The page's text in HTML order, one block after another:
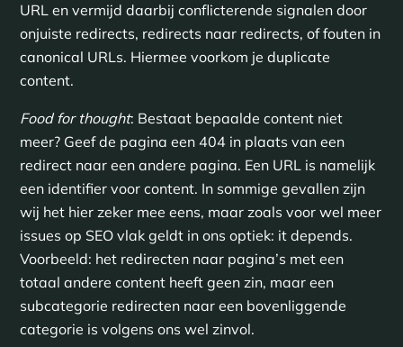
URL en vermijd daarbij conflicterende signalen door
onjuiste redirects, redirects naar redirects, of fouten in
canonical URLs. Hiermee voorkom je duplicate
content.
Food for thought: Bestaat bepaalde content niet
meer? Geef de pagina een 404 in plaats van een
redirect naar een andere pagina. Een URL is namelijk
een identifier voor content. In sommige gevallen zijn
wij het hier zeker mee eens, maar zoals voor wel meer
issues op SEO vlak geldt in ons optiek: it depends.
Voorbeeld: het redirecten naar pagina’s met een
totaal andere content heeft geen zin, maar een
subcategorie redirecten naar een bovenliggende
categorie is volgens ons wel zinvol.